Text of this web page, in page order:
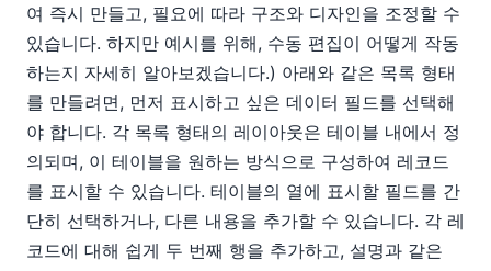
여 즉시 만들고, 필요에 따라 구조와 디자인을 조정할 수
있습니다. 하지만 예시를 위해, 수동 편집이 어떻게 작동
하는지 자세히 알아보겠습니다.) 아래와 같은 목록 형태
를 만들려면, 먼저 표시하고 싶은 데이터 필드를 선택해
야 합니다. 각 목록 형태의 레이아웃은 테이블 내에서 정
의되며, 이 테이블을 원하는 방식으로 구성하여 레코드
를 표시할 수 있습니다. 테이블의 열에 표시할 필드를 간
단히 선택하거나, 다른 내용을 추가할 수 있습니다. 각 레
코드에 대해 쉽게 두 번째 행을 추가하고, 설명과 같은